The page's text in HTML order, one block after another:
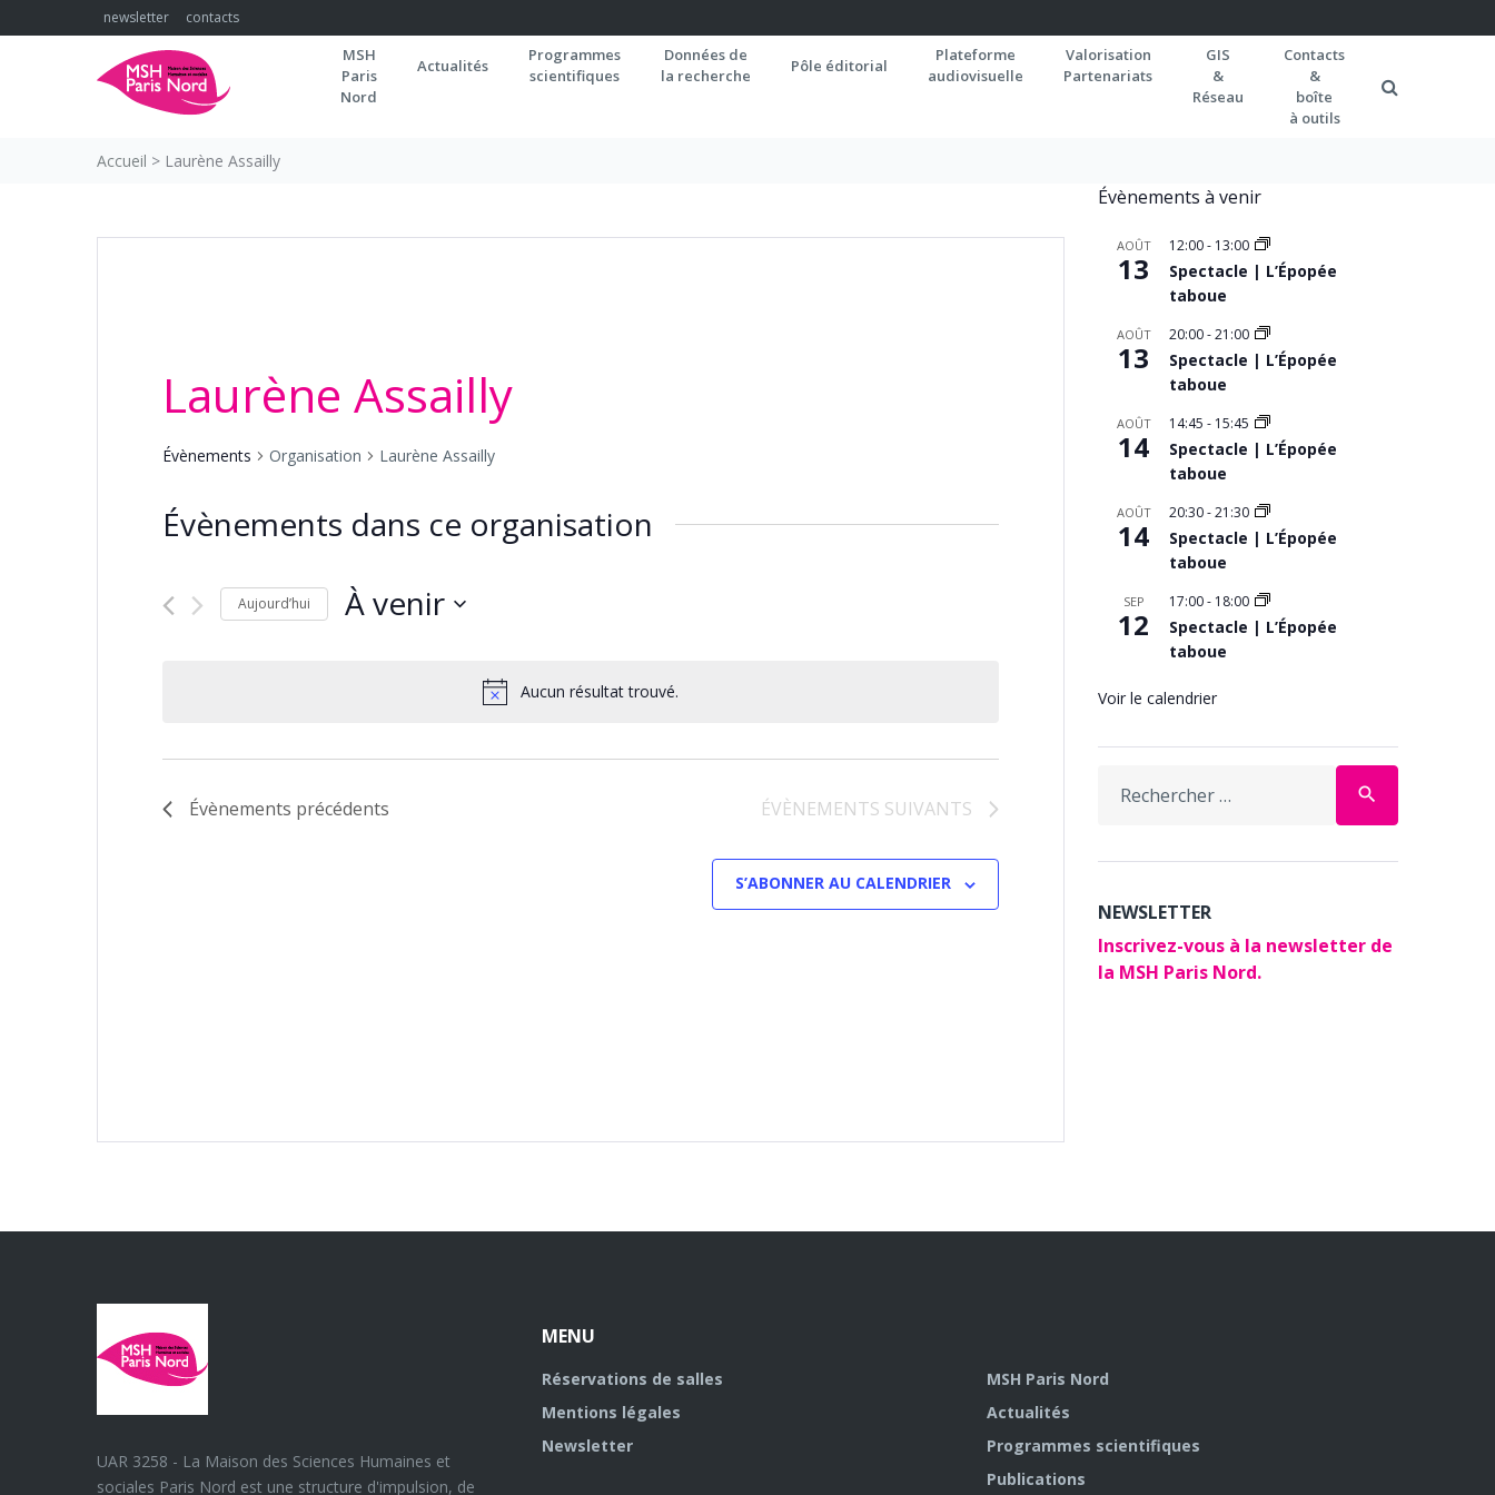
to
newsletter contacts
MSH
Paris
Nord
Actualités
Programmes
scientifiques
Données de
la recherche
Pôle éditorial
Plateforme
audiovisuelle
Valorisation
Partenariats
GIS
&
Réseau
Contacts
&
boîte
à outils
Accueil > Laurène Assailly
Aucun résultat trouvé.
Laurène Assailly
Évènements Organisation Laurène Assailly
Évènements dans ce organisation
Aujourd’hui À venir
Évènements précédents ÉVÈNEMENTS SUIVANTS
S’ABONNER AU CALENDRIER
Évènements à venir
AOÛT
13
12:00- 13:00
Spectacle | L’Épopée
taboue
AOÛT
13
20:00-21:00
Spectacle | L’Épopée
taboue
AOÛT
14
14:45 - 15:45
Spectacle | L’Épopée
taboue
AOÛT
14
20:30-21:30
Spectacle | L’Épopée
taboue
SEP
12
17:00- 18:00
Spectacle | L’Épopée
taboue
Voir le calendrier
for:
search
NEWSLETTER
Inscrivez-vous à la newsletter de
la MSH Paris Nord.
UAR 3258 - La Maison des Sciences Humaines et
sociales Paris Nord est une structure d'impulsion, de
MENU
Réservations de salles
Mentions légales
Newsletter
MSH Paris Nord
Actualités
Programmes scientifiques
Publications